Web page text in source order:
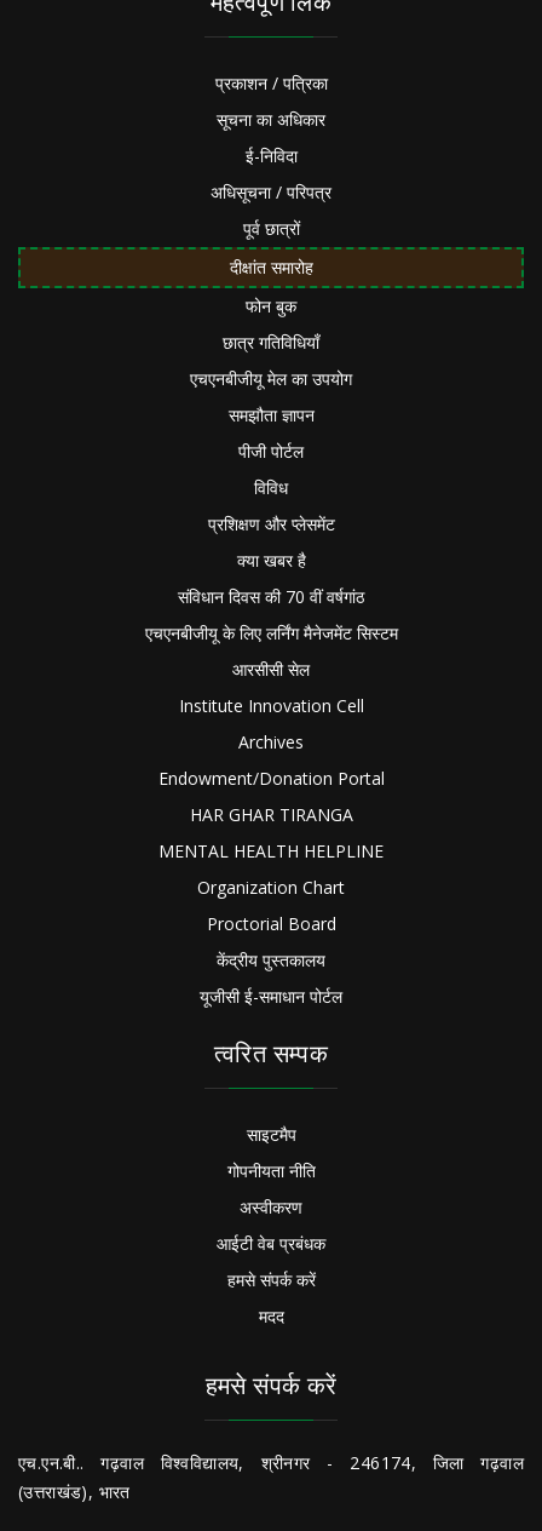
प्रकाशन / पत्रिका
सूचना का अधिकार
ई-निविदा
अधिसूचना / परिपत्र
पूर्व छात्रों
दीक्षांत समारोह
फोन बुक
छात्र गतिविधियाँ
एचएनबीजीयू मेल का उपयोग
समझौता ज्ञापन
पीजी पोर्टल
विविध
प्रशिक्षण और प्लेसमेंट
क्या खबर है
संविधान दिवस की 70 वीं वर्षगांठ
एचएनबीजीयू के लिए लर्निंग मैनेजमेंट सिस्टम
आरसीसी सेल
Institute Innovation Cell
Archives
Endowment/Donation Portal
HAR GHAR TIRANGA
MENTAL HEALTH HELPLINE
Organization Chart
Proctorial Board
केंद्रीय पुस्तकालय
यूजीसी ई-समाधान पोर्टल
त्वरित सम्पक
साइटमैप
गोपनीयता नीति
अस्वीकरण
आईटी वेब प्रबंधक
हमसे संपर्क करें
मदद
हमसे संपर्क करें
एच.एन.बी.. गढ़वाल विश्वविद्यालय, श्रीनगर - 246174, जिला गढ़वाल
(उत्तराखंड), भारत